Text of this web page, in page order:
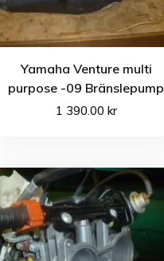
Yamaha Venture multi
purpose -09 Bränslepump
1 390.00 kr